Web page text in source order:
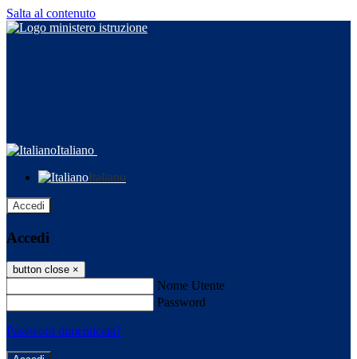
Salta al contenuto
Italiano
Italiano
Accedi
Accedi
button close ×
Nome Utente
Password
Password dimenticata?